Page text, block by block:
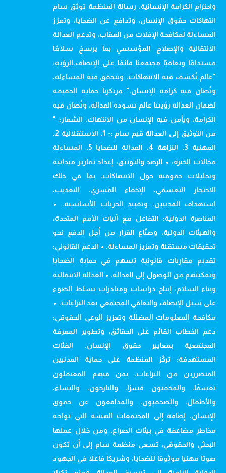
واحترام الكرامة الإنسانية. رسالة المنظمة توثق سام
انتهاكات حقوق الإنسان، وتدافع عن الضحايا، وتعزز
المساءلة لمكافحة الإفلات من العقاب، وتدعم العدالة
الانتقالية والإصلاح المؤسسي بما يرسخ سلامًا
مستدامًا وتعافيًا مجتمعيًا قائمًا على الإنصاف.الرؤية:
"عالم تُكشف فيه الانتهاكات، وتتحقق فيه المساءلة،
وتُصان فيه كرامة الإنسان." مرتكزنا حماية الحقيقة
لضمان العدالة رؤيتنا عالم تسوده العدالة، وتُصان فيه
الكرامة، ويأمن فيه الإنسان من الانتهاك. الشعار: "
من التوثيق إلى العدالة قيم سام :- 1. الاستقلالية 2.
المهنية 3. النزاهة 4. العدالة للضحايا 5. المساءلة
مجالات الخبرة: • الرصد والتوثيق: إعداد تقارير ميدانية
وتحليلات حقوقية حول الانتهاكات، بما في ذلك
الاحتجاز التعسفي، الإخفاء القسري، التعذيب،
استهداف المدنيين، وتقييد الحريات الأساسية. •
المناصرة الدولية: التفاعل مع آليات الأمم المتحدة،
والهيئات الدولية، وصنّاع القرار من أجل الدفع نحو
تحقيقات مستقلة وتعزيز المساءلة. • الدعم القانوني:
تقديم مقاربات قانونية تسهم في حماية الضحايا
وتمكينهم من الوصول إلى العدالة. • العدالة الانتقالية
وبناء السلام: إنتاج دراسات ومبادرات تسلط الضوء
على سبل الإنصاف والتعافي المجتمعي بعد النزاعات. •
مكافحة المعلومات المضللة وتعزيز الوعي الحقوقي:
دعم الخطاب القائم على الحقائق، وتطوير المعرفة
المجتمعية بمعايير حقوق الإنسان. الفئات
المستهدفة: تركّز المنظمة على حماية المدنيين
المتضررين من النزاعات، بمن فيهم المعتقلون
تعسفًا، والمخفيون قسرًا، والنازحون، والنساء،
والأطفال، والصحفيون، والمدافعون عن حقوق
الإنسان، إضافة إلى المجتمعات الهشة التي تواجه
مخاطر مضاعفة في بيئات الصراع. ومن خلال عملها
البحثي والحقوقي، تسعى منظمة سام إلى أن تكون
صوتا مهنيا موثوقا للضحايا، وشريكا فاعلا في الجهود